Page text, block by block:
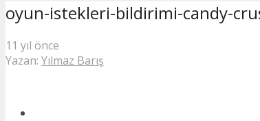
oyun-istekleri-bildirimi-candy-
11 yıl önce
Yazan: Yılmaz Barış